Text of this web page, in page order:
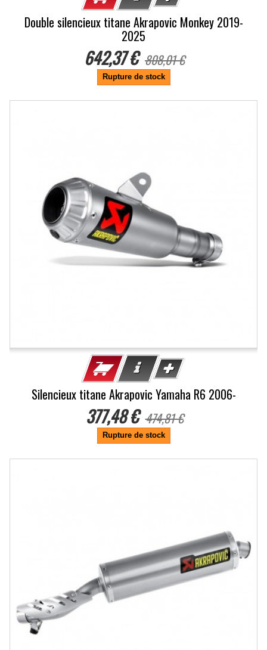
Double silencieux titane Akrapovic Monkey 2019-
2025
642,37 € 808,01 €
Rupture de stock
Silencieux titane Akrapovic Yamaha R6 2006-
377,48 € 474,81 €
Rupture de stock